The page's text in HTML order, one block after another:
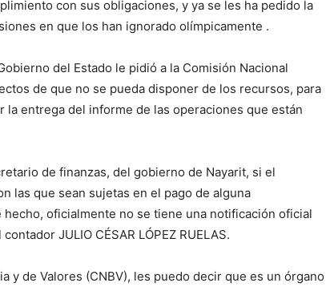
con sus obligaciones, y ya se les ha pedido la
en que los han ignorado olímpicamente .
del Estado le pidió a la Comisión Nacional
de que no se pueda disponer de los recursos, para
la entrega del informe de las operaciones que están
de finanzas, del gobierno de Nayarit, si el
las que sean sujetas en el pago de alguna
oficialmente no se tiene una notificación oficial
JULIO CÉSAR LÓPEZ RUELAS.
y de Valores (CNBV), les puedo decir que es un órgano